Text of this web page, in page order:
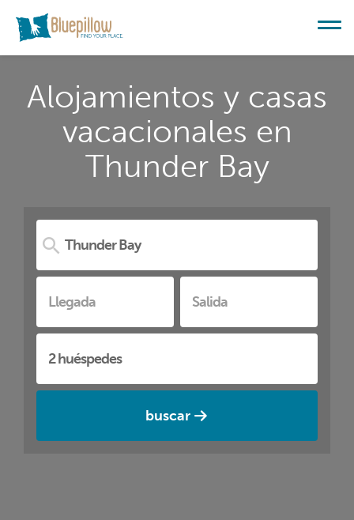
Alojamientos y casas
vacacionales en
Thunder Bay
buscar